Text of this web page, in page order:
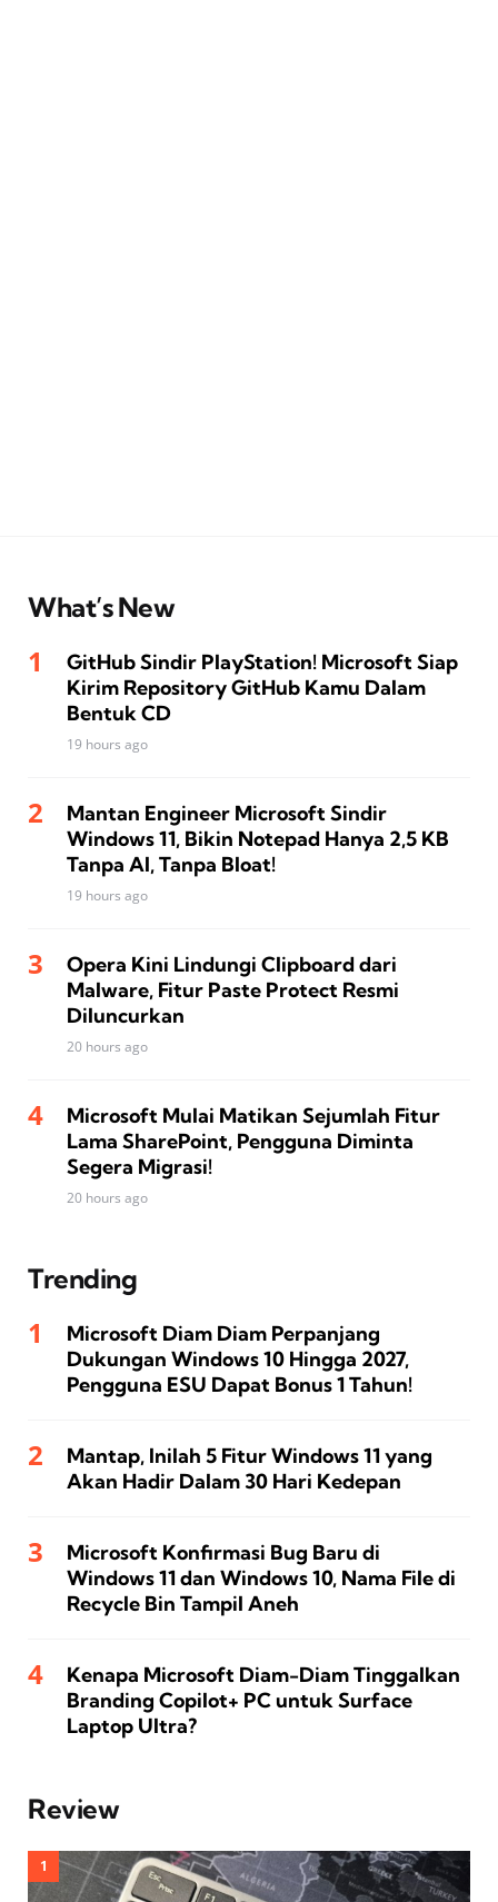
What’s New
GitHub Sindir PlayStation! Microsoft Siap
Kirim Repository GitHub Kamu Dalam
Bentuk CD
19 hours ago
Mantan Engineer Microsoft Sindir
Windows 11, Bikin Notepad Hanya 2,5 KB
Tanpa AI, Tanpa Bloat!
19 hours ago
Opera Kini Lindungi Clipboard dari
Malware, Fitur Paste Protect Resmi
Diluncurkan
20 hours ago
Microsoft Mulai Matikan Sejumlah Fitur
Lama SharePoint, Pengguna Diminta
Segera Migrasi!
20 hours ago
Trending
Microsoft Diam Diam Perpanjang
Dukungan Windows 10 Hingga 2027,
Pengguna ESU Dapat Bonus 1 Tahun!
Mantap, Inilah 5 Fitur Windows 11 yang
Akan Hadir Dalam 30 Hari Kedepan
Microsoft Konfirmasi Bug Baru di
Windows 11 dan Windows 10, Nama File di
Recycle Bin Tampil Aneh
Kenapa Microsoft Diam-Diam Tinggalkan
Branding Copilot+ PC untuk Surface
Laptop Ultra?
Review